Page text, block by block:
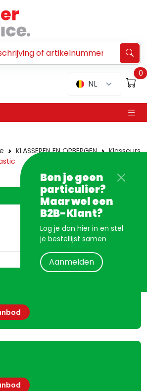
NL
0
Ben je geen
particulier?
Maar wel een
B2B-Klant?
Log je dan hier in en stel
je bestellijst samen
Aanmelden
KLASSEREN EN OPBERGEN
Klasseurs